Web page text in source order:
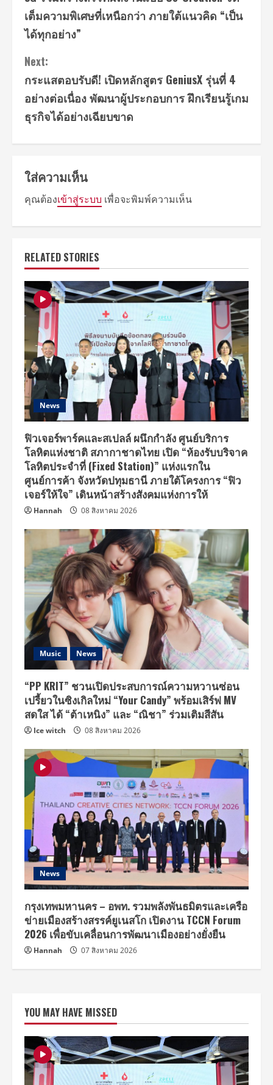
เต็มความพิเศษที่เหนือกว่า ภายใต้แนวคิด “เป็น
ได้ทุกอย่าง”
Next:
กระแสตอบรับดี! เปิดหลักสูตร GeniusX รุ่นที่ 4
อย่างต่อเนื่อง พัฒนาผู้ประกอบการ ฝึกเรียนรู้เกม
ธุรกิจได้อย่างเฉียบขาด
ใส่ความเห็น
คุณต้องเข้าสู่ระบบ เพื่อจะพิมพ์ความเห็น
RELATED STORIES
News
ฟิวเจอร์พาร์คและสเปลล์ ผนึกกำลัง ศูนย์บริการ
โลหิตแห่งชาติ สภากาชาดไทย เปิด “ห้องรับบริจาค
โลหิตประจำที่ (Fixed Station)” แห่งแรกใน
ศูนย์การค้า จังหวัดปทุมธานี ภายใต้โครงการ “ฟิว
เจอร์ให้ใจ” เดินหน้าสร้างสังคมแห่งการให้
Hannah 08 สิงหาคม 2026
Music News
“PP KRIT” ชวนเปิดประสบการณ์ความหวานซ่อน
เปรี้ยวในซิงเกิลใหม่ “Your Candy” พร้อมเสิร์ฟ MV
สดใส ได้ “ต้าเหนิง” และ “ณิชา” ร่วมเติมสีสัน
Ice witch 08 สิงหาคม 2026
News
กรุงเทพมหานคร – อพท. รวมพลังพันธมิตรและเครือ
ข่ายเมืองสร้างสรรค์ยูเนสโก เปิดงาน TCCN Forum
2026 เพื่อขับเคลื่อนการพัฒนาเมืองอย่างยั่งยืน
Hannah 07 สิงหาคม 2026
YOU MAY HAVE MISSED